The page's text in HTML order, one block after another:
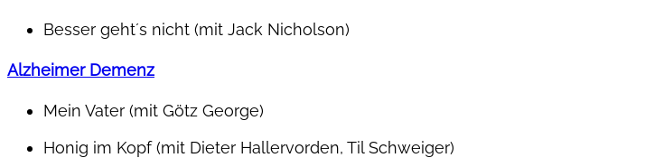
Besser geht´s nicht (mit Jack Nicholson)
Alzheimer Demenz
Mein Vater (mit Götz George)
Honig im Kopf (mit Dieter Hallervorden, Til Schweiger)